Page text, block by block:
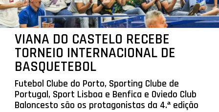
VIANA DO CASTELO RECEBE
TORNEIO INTERNACIONAL DE
BASQUETEBOL
Futebol Clube do Porto, Sporting Clube de
Portugal, Sport Lisboa e Benfica e Oviedo Club
Baloncesto são os protagonistas da 4.ª edição